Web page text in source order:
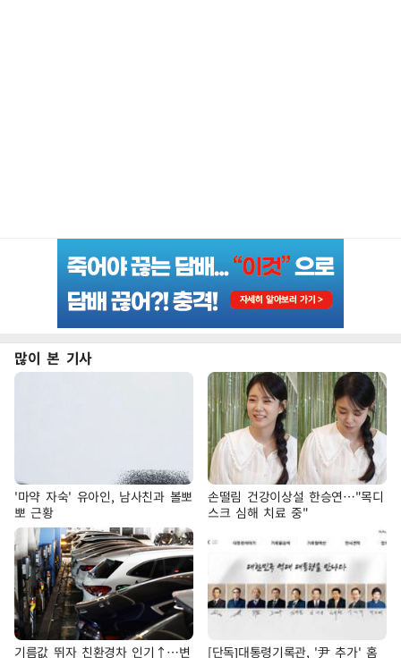
많이 본 기사
'마약 자숙' 유아인, 남사친과 볼뽀
뽀 근황
손떨림 건강이상설 한승연…"목디
스크 심해 치료 중"
기름값 뛰자 친환경차 인기↑…변 [단독]대통령기록관, '尹 추가' 홈